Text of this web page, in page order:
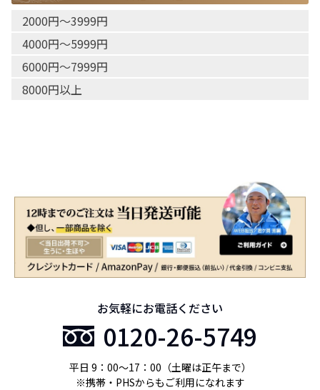
2000円〜3999円
4000円〜5999円
6000円〜7999円
8000円以上
お気軽にお電話ください
0120-26-5749
平日 9：00〜17：00（土曜は正午まで）
※携帯・PHSからもご利用になれます